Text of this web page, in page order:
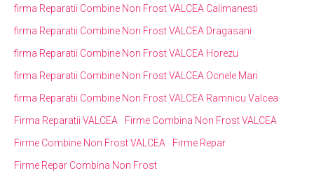
firma Reparatii Combine Non Frost VALCEA Calimanesti
firma Reparatii Combine Non Frost VALCEA Dragasani
firma Reparatii Combine Non Frost VALCEA Horezu
firma Reparatii Combine Non Frost VALCEA Ocnele Mari
firma Reparatii Combine Non Frost VALCEA Ramnicu Valcea
Firma Reparatii VALCEA
Firme Combina Non Frost VALCEA
Firme Combine Non Frost VALCEA
Firme Repar
Firme Repar Combina Non Frost